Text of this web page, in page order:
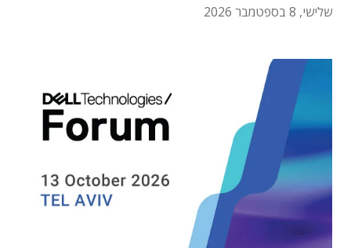
שלישי, 8 בספטמבר 2026